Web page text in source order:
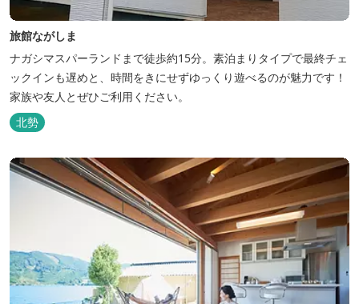
旅館ながしま
ナガシマスパーランドまで徒歩約15分。素泊まりタイプで最終チェ
ックインも遅めと、時間をきにせずゆっくり遊べるのが魅力です！
家族や友人とぜひご利用ください。
北勢